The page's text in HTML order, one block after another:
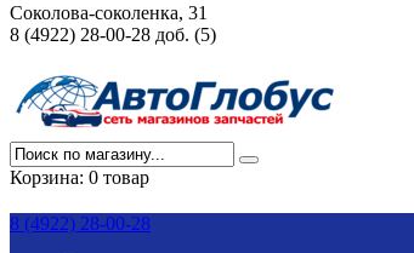
Соколова-соколенка, 31
8 (4922) 28-00-28 доб. (5)
Корзина: 0 товар
8 (4922) 28-00-28